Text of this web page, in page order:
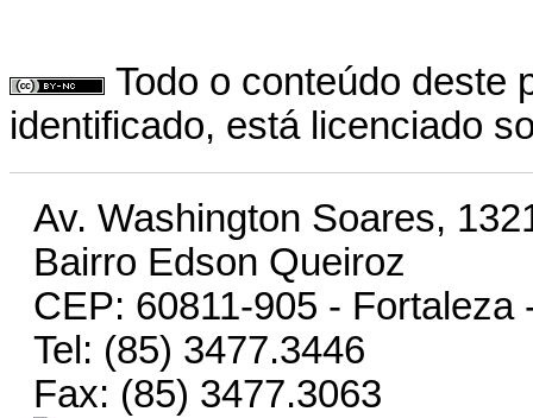
Todo o conteúdo deste
identificado, está licenciado
Av. Washington Soares,
Bairro Edson Queiroz
CEP: 60811-905 - Fortaleza
Tel: (85) 3477.3446
Fax: (85) 3477.3063